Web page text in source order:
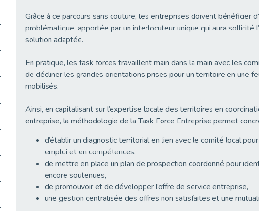
Grâce à ce parcours sans couture, les entreprises doivent bénéficier
problématique, apportée par un interlocuteur unique qui aura sollicité
solution adaptée.
En pratique, les task forces travaillent main dans la main avec les
de décliner les grandes orientations prises pour un territoire en une
mobilisés.
Ainsi, en capitalisant sur l’expertise locale des territoires en
entreprise, la méthodologie de la Task Force Entreprise permet
d’établir un diagnostic territorial en lien avec le comité local
emploi et en compétences,
de mettre en place un plan de prospection coordonné pour
encore soutenues,
de promouvoir et de développer l’offre de service entreprise,
une gestion centralisée des offres non satisfaites et une